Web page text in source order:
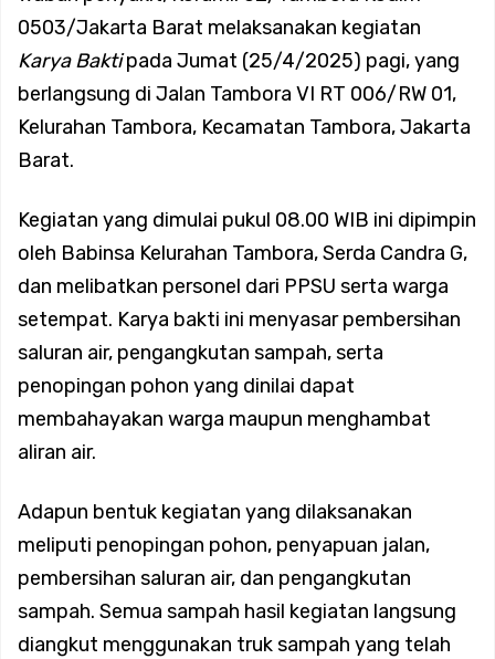
Waspada Cuaca Ekstrem dan Tangkal Hoaks
Koramil 02/Tambora Perkuat Komsos, Babinsa Ajak Warga
Babinsa Koramil 02/Tambora Dampingi Siskamling di Duri
Selatan, Perkuat Keamanan Lingkungan Bersama Warga
Koramil 02/Tambora Intensifkan Patroli Malam, Cegah
Tawuran dan Balap Liar di Sejumlah Titik Rawan
Koramil 02/Tambora Intensif Monitoring Wilayah, Seluruh
Kelurahan Terpantau Bebas Genangan
Menuju Langkah Pembuktian dan Pengabdian: FWJ
0503/Jakarta Barat melaksanakan kegiatan
Karya Baktipada Jumat (25/4/2025) pagi, yang
berlangsung di Jalan Tambora VI RT 006/RW 01,
Kelurahan Tambora, Kecamatan Tambora, Jakarta
Barat.
Kegiatan yang dimulai pukul 08.00 WIB ini dipimpin
oleh Babinsa Kelurahan Tambora, Serda Candra G,
dan melibatkan personel dari PPSU serta warga
setempat. Karya bakti ini menyasar pembersihan
saluran air, pengangkutan sampah, serta
penopingan pohon yang dinilai dapat
membahayakan warga maupun menghambat
aliran air.
Adapun bentuk kegiatan yang dilaksanakan
meliputi penopingan pohon, penyapuan jalan,
pembersihan saluran air, dan pengangkutan
sampah. Semua sampah hasil kegiatan langsung
diangkut menggunakan truk sampah yang telah